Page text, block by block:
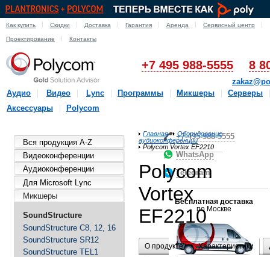
Как купить Скидки Доставка Гарантия Аренда Сервисный центр
Проектирование Контакты
+7 495 988-5555 8
Аудио
Видео Lync Программы Микшеры
Серверы
Аксессуары
Polycom
Вся продукция A-Z
Видеоконференции
Аудиоконференции
Для Microsoft Lync
Микшеры
SoundStructure
SoundStructure C8, 12, 16
SoundStructure SR12
SoundStructure TEL1
+7-495-988-5555
WhatsApp
Telegram
Бесплатная доставка
по Москве
Главная
Оборудование
аудиоконференции
Polycom Vortex EF2210
Polycom
Vortex
EF2210
О продукте Характеристики